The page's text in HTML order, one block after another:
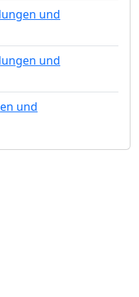
und
und
und